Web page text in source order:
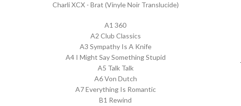
Charli XCX - Brat (Vinyle Noir Translucide)
A1 360
A2 Club Classics
A3 Sympathy Is A Knife
A4 I Might Say Something Stupid
A5 Talk Talk
A6 Von Dutch
A7 Everything Is Romantic
B1 Rewind